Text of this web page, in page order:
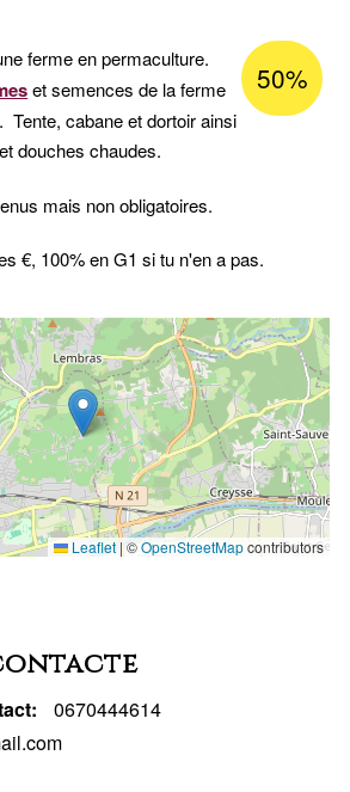
50%
ferme en permaculture.
et semences de la ferme
Tente, cabane et dortoir ainsi
douches chaudes.
mais non obligatoires.
€, 100% en G1 si tu n'en a pas.
Leaflet | ©OpenStreetMapcontributors
0670444614